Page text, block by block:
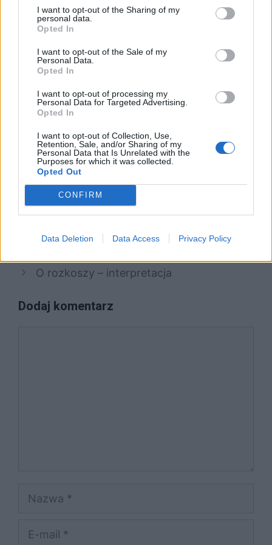
I want to opt-out of the Sharing of my
personal data.
Opted In
I want to opt-out of the Sale of my
Personal Data.
Opted In
I want to opt-out of processing my
Personal Data for Targeted Advertising.
Opted In
I want to opt-out of Collection, Use,
Retention, Sale, and/or Sharing of my
Personal Data that Is Unrelated with the
Purposes for which it was collected.
Opted Out
CONFIRM
Data Deletion Data Access Privacy Policy
Symbolika w Przedwiośniu
Wanda Okszyńska – charakterystyka
dło kon­flik­tów. Omów za­gad­nie­nie na
pod­sta­wie Przed­wio­śnia Ste­fa­na
Żerom­skie­go. W swo­jej od­po­wie­dzi
uwzględ­nij rów­nież wy­bra­ny kon­
tekst.
Kategorie
opracowania
Przedwiośnie - opracowanie
O rozkoszy – interpretacja
Dodaj komentarz
Nazwa